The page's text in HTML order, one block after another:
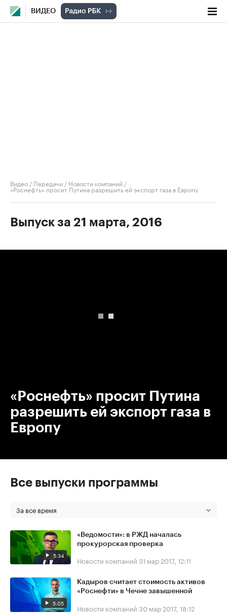
ВИДЕО
Видео / Передачи / Новости компаний /
«Роснефть» просит Путина разрешить ей экспорт газа в Европу
Выпуск за 21 марта, 2016
«Роснефть» просит Путина
разрешить ей экспорт газа в
Европу
Все выпуски программы
За все время
5:34
«Ведомости»: в РЖД началась
прокурорская проверка
Новости компаний 31 мар 2017, 12:11
5:05
Кадыров считает стоимость активов
«Роснефти» в Чечне завышенной
Новости компаний 30 мар 2017, 18:12